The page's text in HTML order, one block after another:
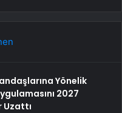
Yönelik
2027
Uzattı